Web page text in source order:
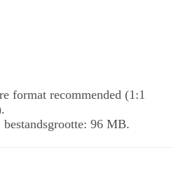
format recommended (1:1
96 MB.